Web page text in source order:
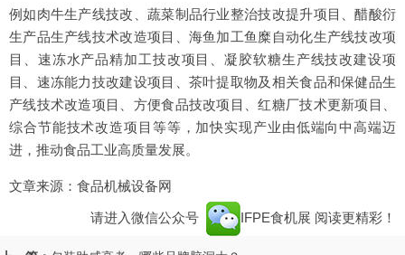
例如肉牛生产线技改、蔬菜制品行业整治技改提升项目、醋酸衍
生产品生产线技术改造项目、海鱼加工鱼糜自动化生产线技改项
目、速冻水产品精加工技改项目、凝胶软糖生产线技改建设项
目、速冻能力技改建设项目、茶叶提取物及相关食品和保健品生
产线技术改造项目、方便食品技改项目、红糖厂技术更新项目、
综合节能技术改造项目等等，加快实现产业由低端向中高端迈
进，推动食品工业高质量发展。
文章来源：食品机械设备网
请进入微信公众号 IFPE食机展 阅读更精彩！